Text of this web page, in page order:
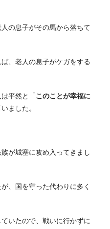
の息子がその馬から落ちて
、老人の息子がケガをする
平然と「このことが幸福に
いました。
が城塞に攻め入ってきまし
、国を守った代わりに多く
いたので、戦いに行かずに